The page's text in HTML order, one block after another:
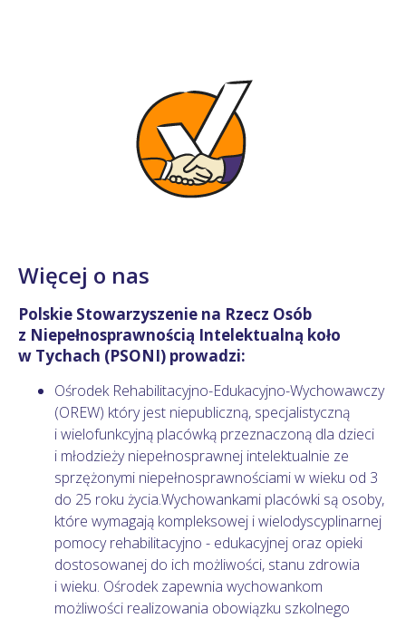
Więcej o nas
Polskie Stowarzyszenie na Rzecz Osób
z Niepełnosprawnością Intelektualną koło
w Tychach (PSONI) prowadzi:
Ośrodek Rehabilitacyjno-Edukacyjno-Wychowawczy
(OREW) który jest niepubliczną, specjalistyczną
i wielofunkcyjną placówką przeznaczoną dla dzieci
i młodzieży niepełnosprawnej intelektualnie ze
sprzężonymi niepełnosprawnościami w wieku od 3
do 25 roku życia.Wychowankami placówki są osoby,
które wymagają kompleksowej i wielodyscyplinarnej
pomocy rehabilitacyjno - edukacyjnej oraz opieki
dostosowanej do ich możliwości, stanu zdrowia
i wieku. Ośrodek zapewnia wychowankom
możliwości realizowania obowiązku szkolnego